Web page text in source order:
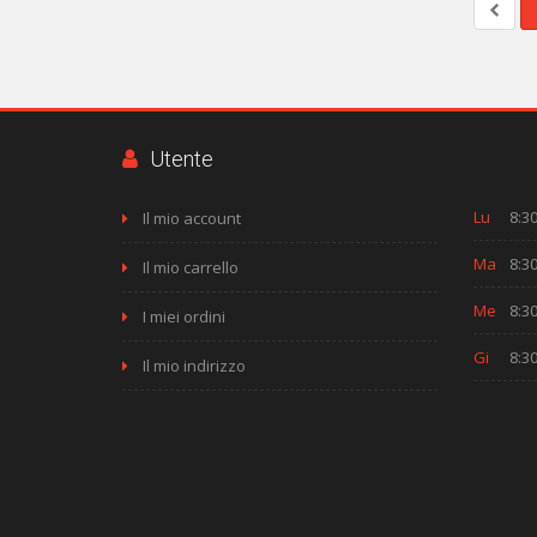
Utente
Il mio account
Il mio carrello
I miei ordini
Il mio indirizzo
Lu
Ma
Me
Gi